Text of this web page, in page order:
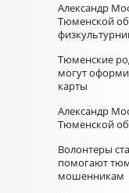
Александр
Тюменской
Тюменские
могут
карты
Александр
Тюменской
Волонтеры
помогают
мошенникам